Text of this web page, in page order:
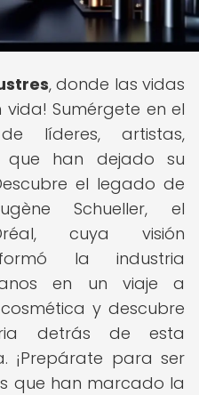
, donde las vidas
Sumérgete en el
líderes, artistas,
que han dejado su
el legado de
Schueller, el
cuya visión
la industria
en un viaje a
y descubre
detrás de esta
¡Prepárate para ser
que han marcado la